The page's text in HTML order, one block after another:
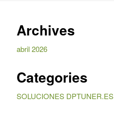
Archives
abril 2026
Categories
SOLUCIONES DPTUNER.ES